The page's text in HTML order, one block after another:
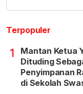
Terpopuler
1
Mantan Ketua
Dituding
Penyimpanan
di Sekolah